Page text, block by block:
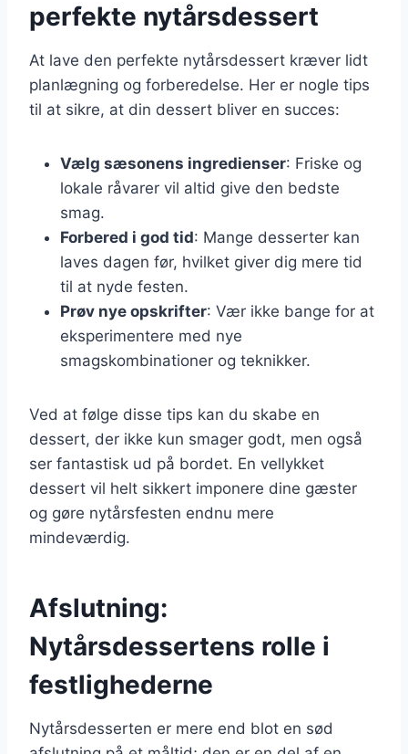
perfekte nytårsdessert
At lave den perfekte nytårsdessert kræver lidt
planlægning og forberedelse. Her er nogle tips
til at sikre, at din dessert bliver en succes:
Vælg sæsonens ingredienser: Friske og
lokale råvarer vil altid give den bedste
smag.
Forbered i god tid: Mange desserter kan
laves dagen før, hvilket giver dig mere tid
til at nyde festen.
Prøv nye opskrifter: Vær ikke bange for at
eksperimentere med nye
smagskombinationer og teknikker.
Ved at følge disse tips kan du skabe en
dessert, der ikke kun smager godt, men også
ser fantastisk ud på bordet. En vellykket
dessert vil helt sikkert imponere dine gæster
og gøre nytårsfesten endnu mere
mindeværdig.
Afslutning:
Nytårsdessertens rolle i
festlighederne
Nytårsdesserten er mere end blot en sød